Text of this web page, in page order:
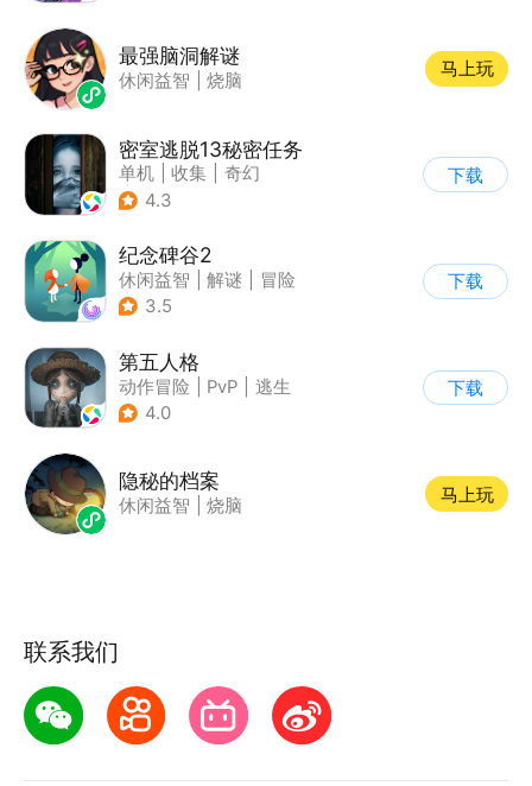
最强脑洞解谜
休闲益智 烧脑
马上玩
密室逃脱13秘密任务
单机 收集
奇幻
| 密室逃脱
4.3
下载
纪念碑谷2
休闲益智 解谜
冒险
| 清新
3.5
下载
第五人格
动作冒险 PvP
逃生
| 非对称竞技
4.0
下载
隐秘的档案
休闲益智 烧脑
马上玩
联系我们